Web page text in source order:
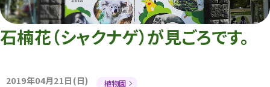
再生プラン
東山動植物園
への支援
環境教育
石楠花（シャクナゲ）が見ごろです。
2019年04月21日(日) 植物園